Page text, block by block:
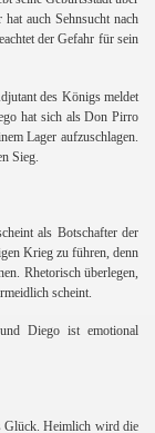
auch Sehnsucht nach
der Gefahr für sein
des Königs meldet
hat sich als Don Pirro
Lager aufzuschlagen.
Sieg.
als Botschafter der
Krieg zu führen, denn
Rhetorisch überlegen,
scheint.
Diego ist emotional
Glück. Heimlich wird die